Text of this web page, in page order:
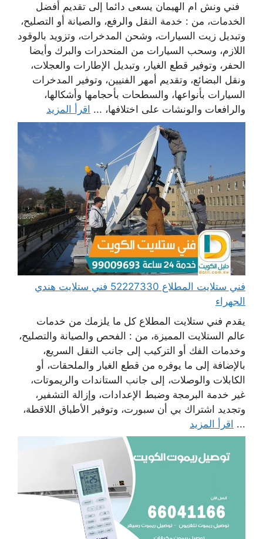
فني ونش ام الهيمان يسعى دائما إلى تقديم أفضل
الخدمات، من : خدمة النقل والرفع، والصيانة أو التصليح،
وتبديل زيت السيارات، وشحن المدخرات، وتزويد بالوقود
اللازم، وسحب السيارات من المنحدرات والبرك وأيضا
الحفر، وتوفير قطع الغيار، وتبديل الإطارات والعجلات،
ونقل البضائع، وتقديم أمهر الفنيين، وتوفير المدخرات
السيارات بأنواعها، والسطحات بأحجامها وأشكالها،
والرافعات والونشات على اختلافها، ... اقرأ المزيد
فني ستلايت المطلاع 52227330 فني ستلايت هندي
الجهراء
يقدم فني ستلايت المطلاع كل ما يلزمك من خدمات
عالم الستلايت المميزة، من : الفحص والصيانة والتصليح،
وخدمات الفك أو التركيب إلى جانب النقل السريع،
بالإضافة إلى ما يوفره من قطع الغيار والملحقات، أو
الكابلات والوصلات، إلى جانب الستاندات والريموتات،
غير خدمة البرمجة وضبط الإعدادات، وإزالة التشفير،
وتجديد اشتراك بي أن سبورت، وتوفير الأطباق اللاقطة،
... اقرأ المزيد